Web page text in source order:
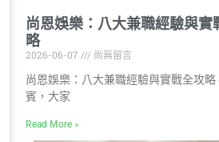
尚恩娛樂：八大兼職經驗與實
略
2026-06-07
尚無留言
尚恩娛樂：八大兼職經驗與實戰全攻略
賓，大家
Read More »